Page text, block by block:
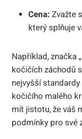
Cena: Zvažte
který splňuje
Například, značka
kočičích záchodů
nejvyšší
kočičího malého
mít jistotu, že váš
podmínky pro své